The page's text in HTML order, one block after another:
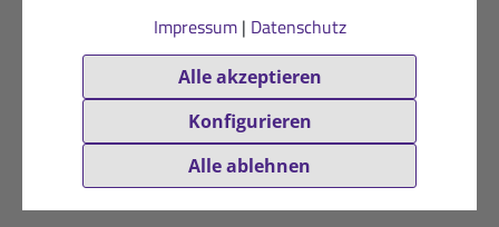
Impressum| Datenschutz
Alle akzeptieren
Konfigurieren
Alle ablehnen